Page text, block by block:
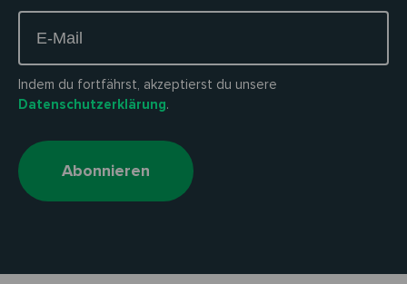
Indem du fortfährst, akzeptierst du unsere
Datenschutzerklärung.
Abonnieren